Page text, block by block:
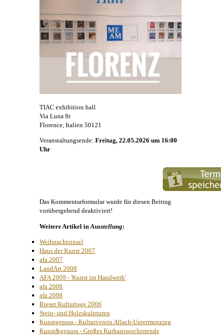
TIAC exhibition hall
Via Luna 8r
Florence, Italien 50121
Veranstaltungsende: Freitag, 22.05.2026 um 16:00
Uhr
Das Kommentarformular wurde für diesen Beitrag
vorübergehend deaktiviert!
Weitere Artikel in Ausstellung:
Weihnachtsinsel
Haus der Kunst 2007
afa 2007
LandArt 2008
AFA 2009 - 'Kunst im Handwerk'
afa 2006
afa 2008
Rieser Kulturtage 2006
Stein- und Holzskulpturen
Kunstgenuss - Kulturverein Allach-Untermenzing
Kunst&genuss - Großes Kurhauswochenende